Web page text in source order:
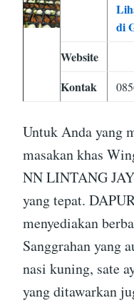
di
Website
Kontak
Untuk Anda yang
masakan khas
NN LINTANG
yang tepat.
menyediakan
Sanggrahan yang
nasi kuning, sate
yang ditawarkan